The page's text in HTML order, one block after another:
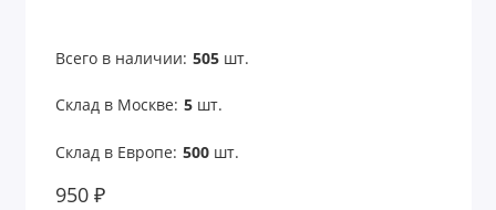
Всего в наличии: 505шт.
Склад в Москве: 5шт.
Склад в Европе: 500шт.
950 ₽